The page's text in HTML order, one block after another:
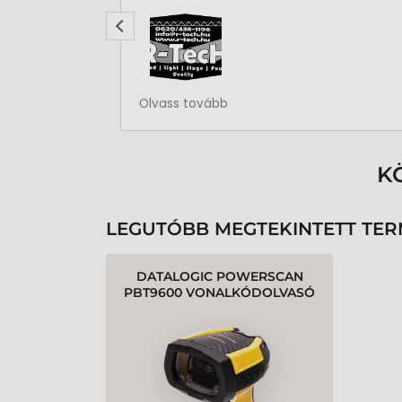
Rendben volt a rendelésem
Olvass tovább
LEGUTÓBB MEGTEKINTETT
DATALOGIC POWERSCAN
PBT9600 VONALKÓDOLVASÓ